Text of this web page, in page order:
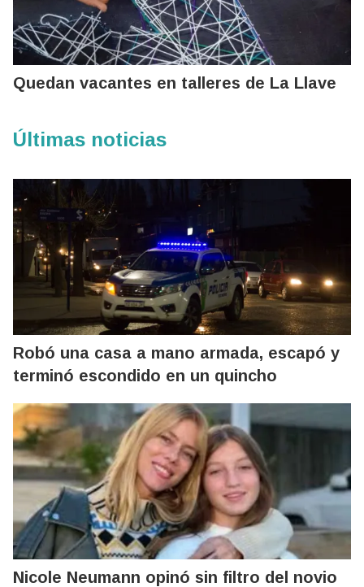
Quedan vacantes en talleres de La Llave
Últimas noticias
Robó una casa a mano armada, escapó y
terminó escondido en un quincho
Nicole Neumann opinó sin filtro del novio